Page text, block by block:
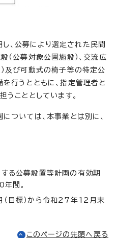
、公募により選定された民間
（公募対象公園施設）、交流広
及び可動式の椅子等の特定公
行うとともに、指定管理者と
うこととしています。
ついては、本事業とは別に、
する公募設置等計画の有効期
間。
目標）から令和27年12月末
このページの先頭へ戻る